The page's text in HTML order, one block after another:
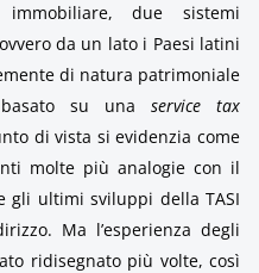
immobiliare, due sistemi
da un lato i Paesi latini
di natura patrimoniale
su una service tax
di vista si evidenzia come
molte più analogie con il
gli ultimi sviluppi della TASI
Ma l’esperienza degli
ridisegnato più volte, così